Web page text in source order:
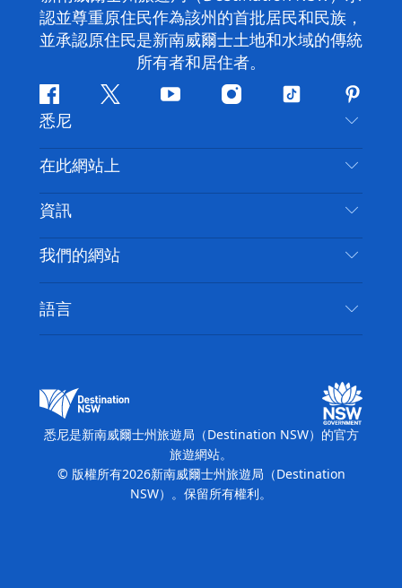
認並尊重原住民作為該州的首批居民和民族，
並承認原住民是新南威爾士土地和水域的傳統
所有者和居住者。
Facebook嘰
喳
喳
Youtube Instagram
抖
悉尼
聯絡我們
免責聲明
隱私
Cookie 通知
在此網站上
目的地
要做的事情
新南威爾斯州公路旅行
活動
住宿
資訊
旅行資訊
無障礙悉尼
列出您的業務
我們的網站
新南威爾士州旅遊局（Destination NSW）媒體中
心
繽紛悉尼燈光音樂節
語言
悉尼是新南威爾士州旅遊局（Destination NSW）的官方
旅遊網站。
© 版權所有2026新南威爾士州旅遊局（Destination
NSW）。保留所有權利。